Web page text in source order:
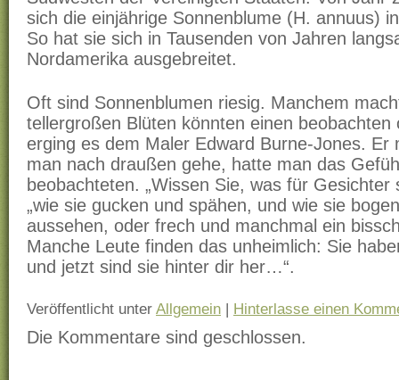
sich die einjährige Sonnenblume (H. annuus)
So hat sie sich in Tausenden von Jahren
Nordamerika ausgebreitet.
Oft sind Sonnenblumen riesig. Manchem
tellergroßen Blüten könnten einen beobachten
erging es dem Maler Edward Burne-Jones. Er
man nach draußen gehe, hatte man das
beobachteten. „Wissen Sie, was für Gesichter
„wie sie gucken und spähen, und wie sie
aussehen, oder frech und manchmal ein
Manche Leute finden das unheimlich: Sie
und jetzt sind sie hinter dir her…“.
Veröffentlicht unter Allgemein | Hinterlasse einen
Die Kommentare sind geschlossen.